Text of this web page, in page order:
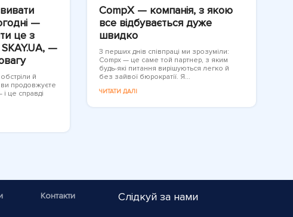
—
це з
—
й
ви продовжуєте
і це справді
CompX — компанія, з якою
все відбувається дуже
швидко
З перших днів співпраці ми зрозуміли:
Compx — це саме той партнер, з яким
будь-які питання вирішуються легко й
без зайвої бюрократії. Я...
ЧИТАТИ ДАЛІ
Контакти Слідкуй за нами